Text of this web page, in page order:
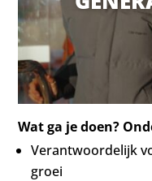
Wat ga je doen?
Verantwoordelijk
groei